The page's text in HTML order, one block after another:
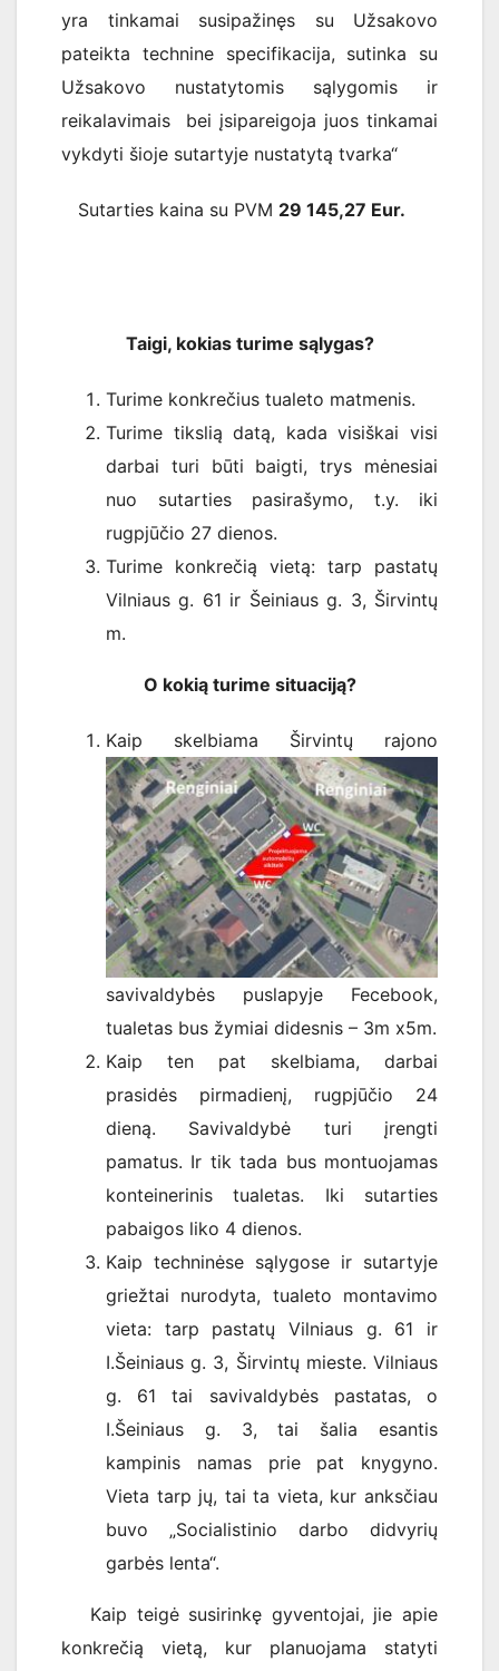
yra tinkamai susipažinęs su Užsakovo
pateikta technine specifikacija, sutinka su
Užsakovo nustatytomis sąlygomis ir
reikalavimais bei įsipareigoja juos tinkamai
vykdyti šioje sutartyje nustatytą tvarka“
Sutarties kaina su PVM 29 145,27 Eur.
Taigi, kokias turime sąlygas?
Turime konkrečius tualeto matmenis.
Turime tikslią datą, kada visiškai visi
darbai turi būti baigti, trys mėnesiai
nuo sutarties pasirašymo, t.y. iki
rugpjūčio 27 dienos.
Turime konkrečią vietą: tarp pastatų
Vilniaus g. 61 ir Šeiniaus g. 3, Širvintų
m.
O kokią turime situaciją?
Kaip skelbiama Širvintų rajono
savivaldybės puslapyje Fecebook,
tualetas bus žymiai didesnis – 3m x5m.
Kaip ten pat skelbiama, darbai
prasidės pirmadienį, rugpjūčio 24
dieną. Savivaldybė turi įrengti
pamatus. Ir tik tada bus montuojamas
konteinerinis tualetas. Iki sutarties
pabaigos liko 4 dienos.
Kaip techninėse sąlygose ir sutartyje
griežtai nurodyta, tualeto montavimo
vieta: tarp pastatų Vilniaus g. 61 ir
I.Šeiniaus g. 3, Širvintų mieste. Vilniaus
g. 61 tai savivaldybės pastatas, o
I.Šeiniaus g. 3, tai šalia esantis
kampinis namas prie pat knygyno.
Vieta tarp jų, tai ta vieta, kur anksčiau
buvo „Socialistinio darbo didvyrių
garbės lenta“.
Kaip teigė susirinkę gyventojai, jie apie
konkrečią vietą, kur planuojama statyti